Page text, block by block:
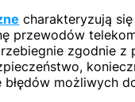
charakteryzują
przewodów
zgodnie z
możliwych